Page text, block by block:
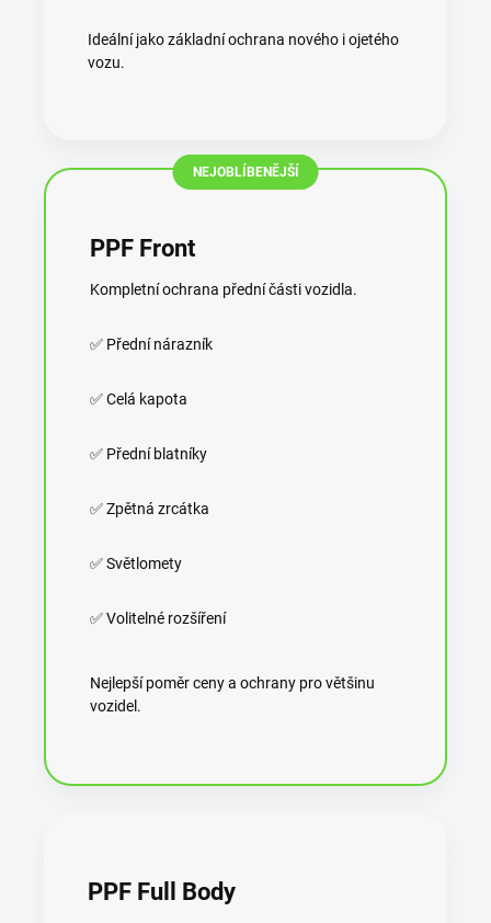
Ideální jako základní ochrana nového i ojetého
vozu.
NEJOBLÍBENĚJŠÍ
PPF Front
Kompletní ochrana přední části vozidla.
✅ Přední nárazník
✅ Celá kapota
✅ Přední blatníky
✅ Zpětná zrcátka
✅ Světlomety
✅ Volitelné rozšíření
Nejlepší poměr ceny a ochrany pro většinu
vozidel.
PPF Full Body